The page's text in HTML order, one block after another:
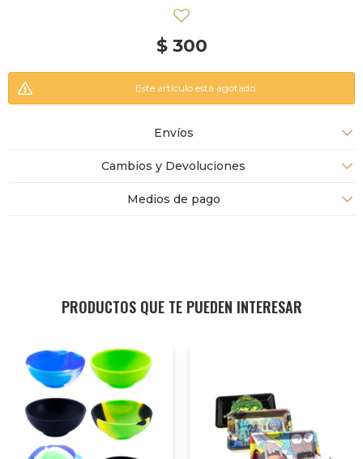
$ 300
Este artículo está agotado.
Envíos
Cambios y Devoluciones
Medios de pago
PRODUCTOS QUE TE PUEDEN INTERESAR